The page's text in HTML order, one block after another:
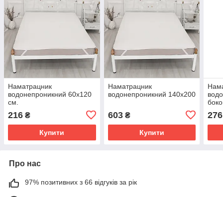
Наматрацник
водонепроникний 60х120
см.
216 ₴
Купити
Наматрацник
водонепроникний 140х200
603₴
Купити
276
Про нас
97% позитивних з 66 відгуків за рік